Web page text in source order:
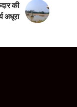
की
अधूरा